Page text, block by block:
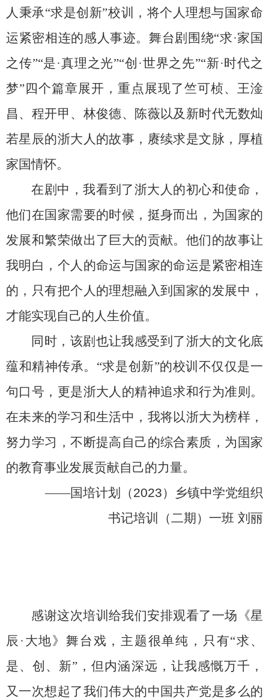
人秉承“求是创新”校训，将个人理想与国家命
运紧密相连的感人事迹。舞台剧围绕“求·家国
之传”“是·真理之光”“创 ·世界之先”“新·时代之
梦”四个篇章展开，重点展现了竺可桢、王淦
昌、程开甲、林俊德、陈薇以及新时代无数灿
若星辰的浙大人的故事，赓续求是文脉，厚植
家国情怀。
在剧中，我看到了浙大人的初心和使命，
他们在国家需要的时候，挺身而出，为国家的
发展和繁荣做出了巨大的贡献。他们的故事让
我明白，个人的命运与国家的命运是紧密相连
的，只有把个人的理想融入到国家的发展中，
才能实现自己的人生价值。
同时，该剧也让我感受到了浙大的文化底
蕴和精神传承。“求是创新”的校训不仅仅是一
句口号，更是浙大人的精神追求和行为准则。
在未来的学习和生活中，我将以浙大为榜样，
努力学习，不断提高自己的综合素质，为国家
的教育事业发展贡献自己的力量。
——国培计划（2023）乡镇中学党组织
书记培训（二期）一班 刘丽
感谢这次培训给我们安排观看了一场《星
辰 · 大地》舞台戏，主题很单纯，只有“求、
是、创、新”，但内涵深远，让我感慨万千，
又一次想起了我们伟大的中国共产党是多么的